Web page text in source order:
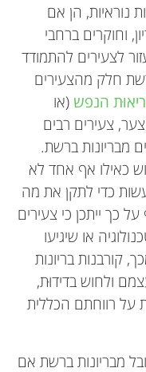
נוראיות, הן אם
וחוקרים ברחבי
לצעירים להתמודד
חלק מהצעירים
הנפש (או
צעירים רבים
מבריונות ברשת.
כאילו אף אחד לא
כדי לתקן את מה
כך ייתכן כי צעירים
או שיגיעו
קורבנות בריונות
ולחוש בדידוּת,
על רווחתם הכללית
מבריונות ברשת אם